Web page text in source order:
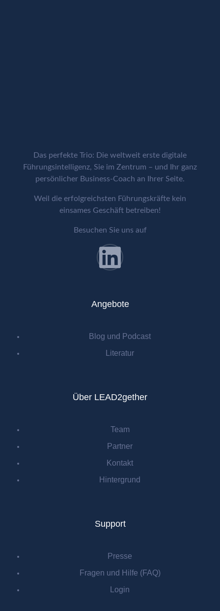
Das perfekte Trio: Die weltweit erste digitale
Führungsintelligenz, Sie im Zentrum – und Ihr ganz
persönlicher Business-Coach an Ihrer Seite.
Weil die erfolgreichsten Führungskräfte kein
einsames Geschäft betreiben!
Besuchen Sie uns auf
Angebote
Blog und Podcast
Literatur
Über LEAD2gether
Team
Partner
Kontakt
Hintergrund
Support
Presse
Fragen und Hilfe (FAQ)
Login